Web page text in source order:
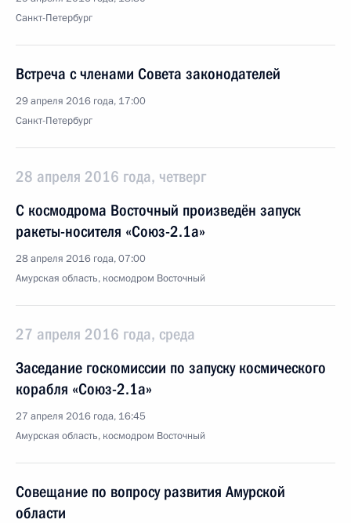
Санкт-Петербург
Встреча с членами Совета законодателей
29 апреля 2016 года, 17:00
Санкт-Петербург
28 апреля 2016 года, четверг
С космодрома Восточный произведён запуск
ракеты-носителя «Союз-2.1а»
28 апреля 2016 года, 07:00
Амурская область, космодром Восточный
27 апреля 2016 года, среда
Заседание госкомиссии по запуску космического
корабля «Союз-2.1а»
27 апреля 2016 года, 16:45
Амурская область, космодром Восточный
Совещание по вопросу развития Амурской
области